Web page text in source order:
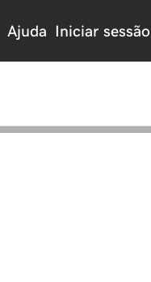
Ajuda Iniciar sessão